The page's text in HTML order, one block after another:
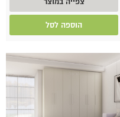
הוספה לסל